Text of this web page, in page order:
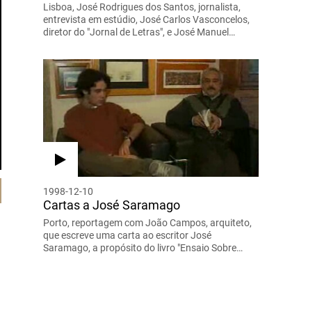
Lisboa, José Rodrigues dos Santos, jornalista,
entrevista em estúdio, José Carlos Vasconcelos,
diretor do "Jornal de Letras", e José Manuel…
1998-12-10
Cartas a José Saramago
Porto, reportagem com João Campos, arquiteto,
que escreve uma carta ao escritor José
Saramago, a propósito do livro "Ensaio Sobre…